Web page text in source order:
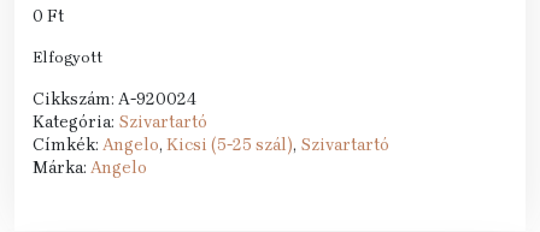
0 Ft
Elfogyott
Cikkszám: A-920024
Kategória: Szivartartó
Címkék: Angelo, Kicsi (5-25 szál), Szivartartó
Márka: Angelo